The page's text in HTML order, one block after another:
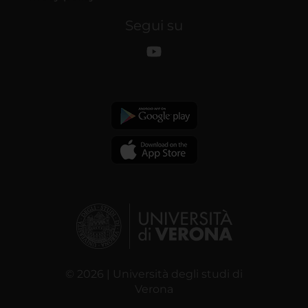
Segui su
© 2026 | Università degli studi di
Verona